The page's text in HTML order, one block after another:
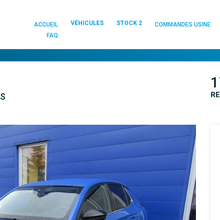
ACCUEIL VÉHICULES STOCK 2
COMMANDES USINE
FAQ